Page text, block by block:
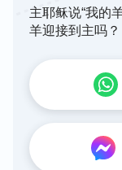
主耶稣说“我的
羊迎接到主吗？